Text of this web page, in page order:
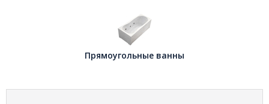
Прямоугольные ванны